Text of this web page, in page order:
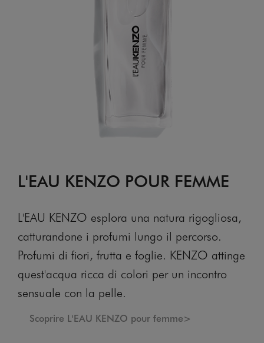
L'EAU KENZO POUR FEMME
L'EAU KENZO esplora una natura rigogliosa,
catturandone i profumi lungo il percorso.
Profumi di fiori, frutta e foglie. KENZO attinge
quest'acqua ricca di colori per un incontro
sensuale con la pelle.
Scoprire L'EAU KENZO pour femme>